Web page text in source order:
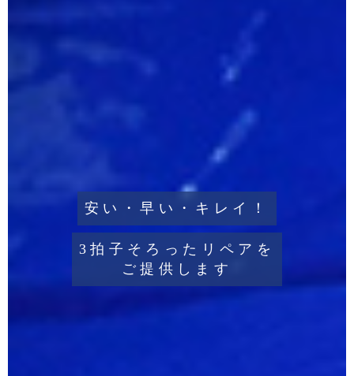
安い・早い・キレイ！
3拍子そろったリペアを
ご提供します